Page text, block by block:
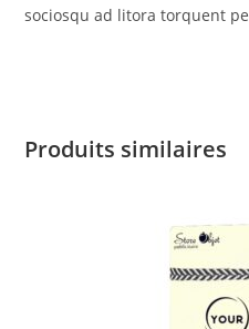
sociosqu ad litora torquent
Produits similaires